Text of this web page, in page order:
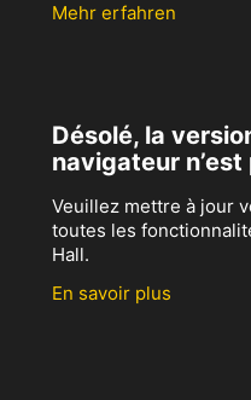
Mehr erfahren
Désolé, la
navigateur n’est
Veuillez mettre à jour
toutes les
Hall.
En savoir plus